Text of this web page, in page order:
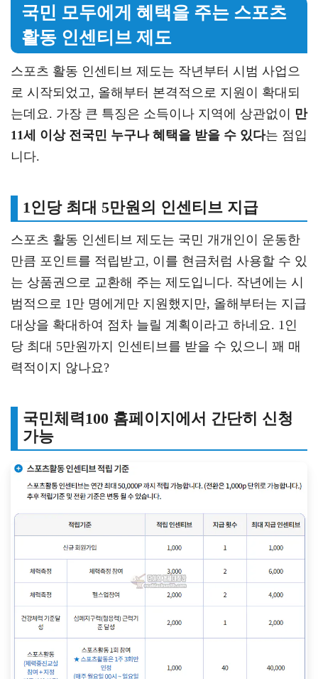
국민 모두에게 혜택을 주는 스포츠
활동 인센티브 제도
스포츠 활동 인센티브 제도는 작년부터 시범 사업으
로 시작되었고, 올해부터 본격적으로 지원이 확대되
는데요. 가장 큰 특징은 소득이나 지역에 상관없이 만
11세 이상 전국민 누구나 혜택을 받을 수 있다는 점입
니다.
1인당 최대 5만원의 인센티브 지급
스포츠 활동 인센티브 제도는 국민 개개인이 운동한
만큼 포인트를 적립받고, 이를 현금처럼 사용할 수 있
는 상품권으로 교환해 주는 제도입니다. 작년에는 시
범적으로 1만 명에게만 지원했지만, 올해부터는 지급
대상을 확대하여 점차 늘릴 계획이라고 하네요. 1인
당 최대 5만원까지 인센티브를 받을 수 있으니 꽤 매
력적이지 않나요?
국민체력100 홈페이지에서 간단히 신청
가능